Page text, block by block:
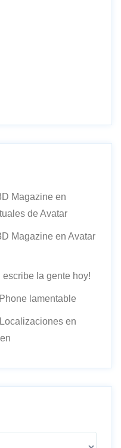
Magazine en
de Avatar
Magazine en Avatar
escribe la gente hoy!
lamentable
Localizaciones en